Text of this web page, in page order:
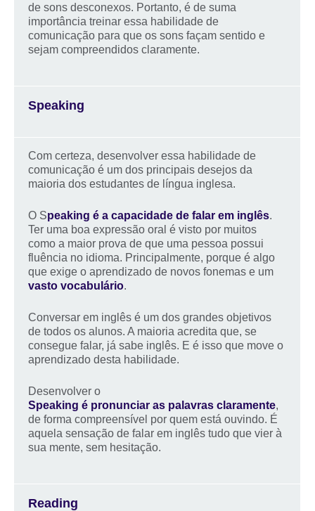
de sons desconexos. Portanto, é de suma
importância treinar essa habilidade de
comunicação para que os sons façam sentido e
sejam compreendidos claramente.
Speaking
Com certeza, desenvolver essa habilidade de
comunicação é um dos principais desejos da
maioria dos estudantes de língua inglesa.
O Speaking é a capacidade de falar em inglês.
Ter uma boa expressão oral é visto por muitos
como a maior prova de que uma pessoa possui
fluência no idioma. Principalmente, porque é algo
que exige o aprendizado de novos fonemas e um
vasto vocabulário.
Conversar em inglês é um dos grandes objetivos
de todos os alunos. A maioria acredita que, se
consegue falar, já sabe inglês. E é isso que move o
aprendizado desta habilidade.
Desenvolver o
Speaking é pronunciar as palavras claramente,
de forma compreensível por quem está ouvindo. É
aquela sensação de falar em inglês tudo que vier à
sua mente, sem hesitação.
Reading